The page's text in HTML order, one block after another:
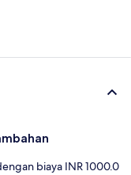
biaya INR 1000.0